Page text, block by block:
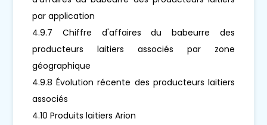
par application
4.9.7 Chiffre d'affaires du babeurre des
producteurs laitiers associés par zone
géographique
4.9.8 Évolution récente des producteurs laitiers
associés
4.10 Produits laitiers Arion